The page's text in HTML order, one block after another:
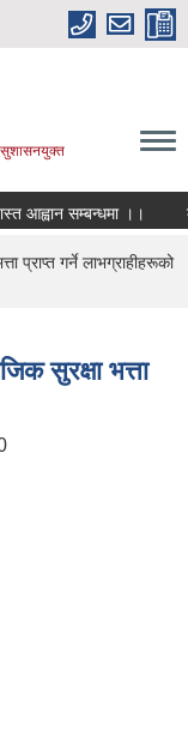
सुशासनयुक्त
आह्वान सम्बन्धमा ।।
प्राप्त गर्ने लाभग्राहीहरूको
सुरक्षा भत्ता